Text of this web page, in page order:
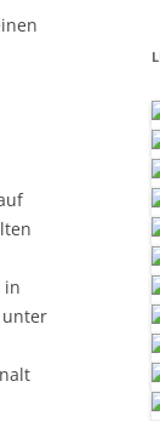
in
unter